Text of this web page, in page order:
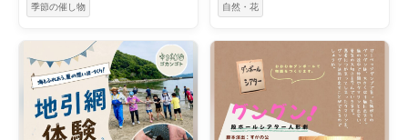
季節の催し物
自然・花